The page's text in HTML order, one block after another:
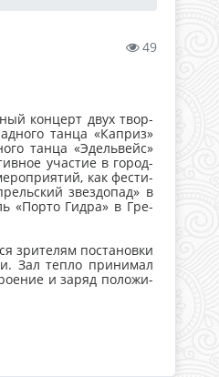
49
кон­церт двух твор­
тан­ца «Кап­риз»
тан­ца «Эдель­вейс»
учас­тие в го­род­
как фес­ти­
звез­до­пад» в
«Пор­то Гид­ра» в Гре­
пос­та­нов­ки
Зал теп­ло при­нимал
и за­ряд по­ложи­